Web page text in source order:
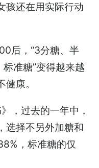
孩还在用实际行动
后，“3分糖、半
准糖”变得越来越
康。
，过去的一年中，
选择不另外加糖和
，标准糖的仅